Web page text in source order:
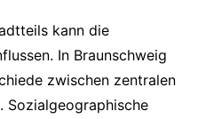
kann die
In Braunschweig
zwischen zentralen
Sozialgeographische